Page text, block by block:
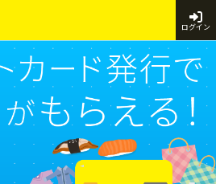
ログイン